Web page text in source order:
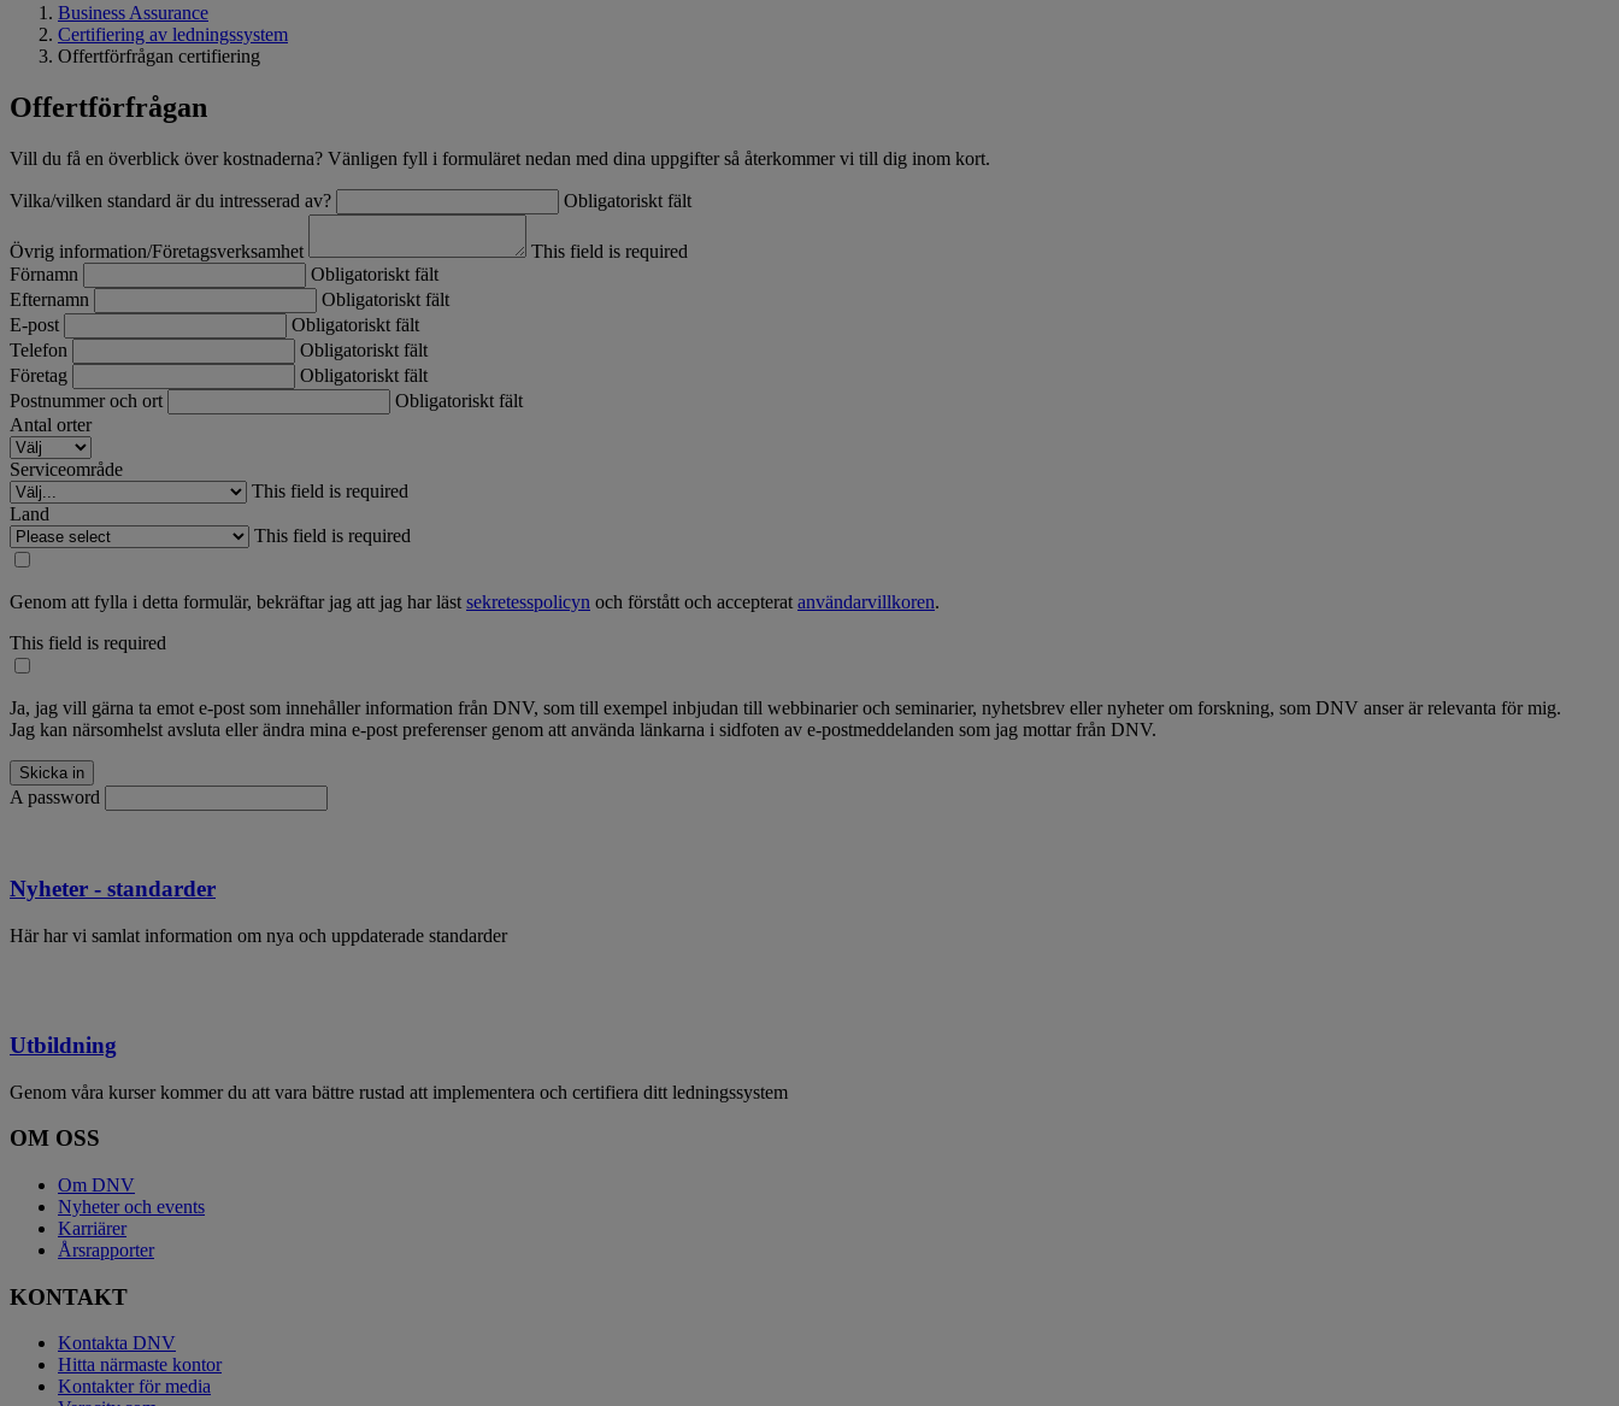
Business Assurance
Certifiering av ledningssystem
Offertförfrågan certifiering
Offertförfrågan
Vill du få en överblick över kostnaderna? Vänligen fyll i formuläret nedan med dina uppgifter så återkommer vi till dig inom kort.
Vilka/vilken standard är du intresserad av? Obligatoriskt fält
Övrig information/Företagsverksamhet
This field is required
Förnamn
Obligatoriskt fält
Efternamn
Obligatoriskt fält
E-post
Obligatoriskt fält
Telefon
Obligatoriskt fält
Företag
Obligatoriskt fält
Postnummer och ort
Obligatoriskt fält
Antal orter
Serviceområde
This field is required
Land
This field is required
Genom att fylla i detta formulär, bekräftar jag att jag har läst sekretesspolicyn och förstått och accepterat användarvillkoren.
This field is required
Ja, jag vill gärna ta emot e-post som innehåller information från DNV, som till exempel inbjudan till webbinarier och seminarier, nyhetsbrev eller nyheter om forskning, som DNV anser är relevanta för mig.
Jag kan närsomhelst avsluta eller ändra mina e-post preferenser genom att använda länkarna i sidfoten av e-postmeddelanden som jag mottar från DNV.
A password
Nyheter - standarder
Här har vi samlat information om nya och uppdaterade standarder
Utbildning
Genom våra kurser kommer du att vara bättre rustad att implementera och certifiera ditt ledningssystem
OM OSS
Om DNV
Nyheter och events
Karriärer
Årsrapporter
KONTAKT
Kontakta DNV
Hitta närmaste kontor
Kontakter för media